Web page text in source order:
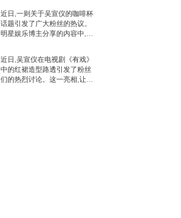
完美诠释了红裙的魅力。她的
笑容灿烂,眼神
近日,一则关于吴宣仪的咖啡杯
话题引发了广大粉丝的热议。
明星娱乐博主分享的内容中,提
享的内容中,吴宣仪的咖啡杯成
为了粉丝们关注的
近日,吴宣仪在电视剧《有戏》
中的红裙造型路透引发了粉丝
们的热烈讨论。这一亮相,让无